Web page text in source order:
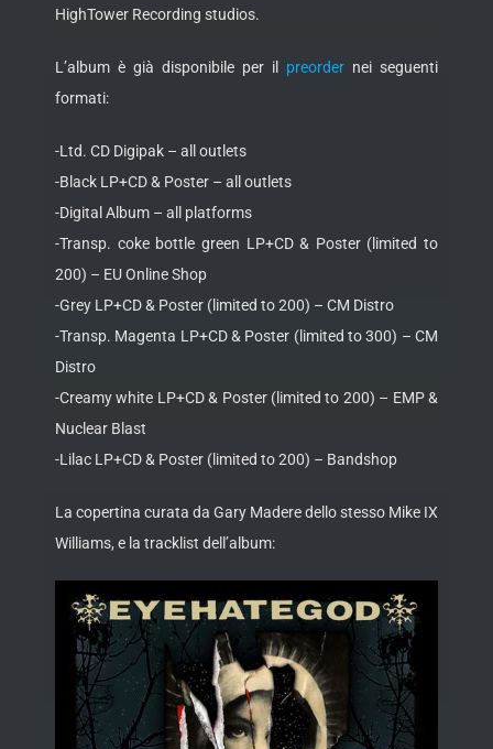
HighTower Recording studios.
L’album è già disponibile per il preorder nei seguenti
formati:
-Ltd. CD Digipak – all outlets
-Black LP+CD & Poster – all outlets
-Digital Album – all platforms
-Transp. coke bottle green LP+CD & Poster (limited to
200) – EU Online Shop
-Grey LP+CD & Poster (limited to 200) – CM Distro
-Transp. Magenta LP+CD & Poster (limited to 300) – CM
Distro
-Creamy white LP+CD & Poster (limited to 200) – EMP &
Nuclear Blast
-Lilac LP+CD & Poster (limited to 200) – Bandshop
La copertina curata da Gary Madere dello stesso Mike IX
Williams, e la tracklist dell’album: